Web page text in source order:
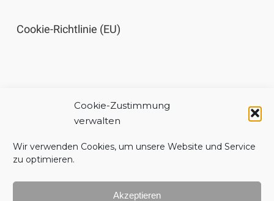
Cookie-Zustimmung
verwalten
Wir verwenden Cookies, um unsere Website und Service
zu optimieren.
Akzeptieren
Cookie-Richtlinie (EU)